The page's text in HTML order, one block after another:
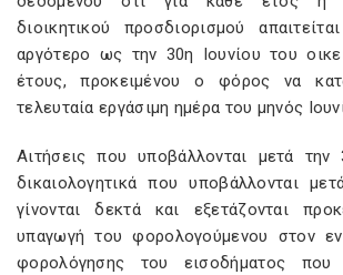
διοικητικού προσδιορισμού
αργότερο ως την 30η Ιουνίου του
έτους, προκειμένου ο φόρος να
τελευταία εργάσιμη ημέρα του μηνός
Αιτήσεις που υποβάλλονται μετά την
δικαιολογητικά που υποβάλλονται
γίνονται δεκτά και εξετάζονται
υπαγωγή του φορολογούμενου στον
φορολόγησης του εισοδήματος που